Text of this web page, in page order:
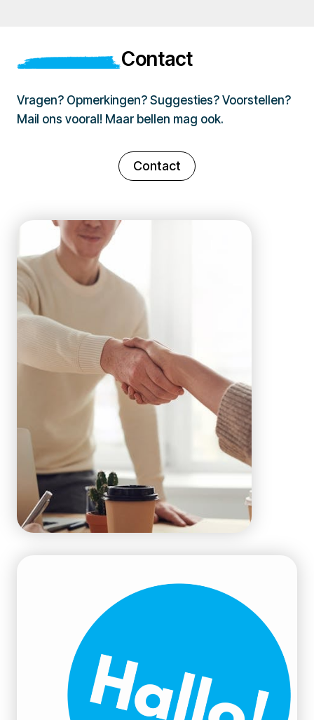
Contact
Vragen? Opmerkingen? Suggesties? Voorstellen?
Mail ons vooral! Maar bellen mag ook.
Contact